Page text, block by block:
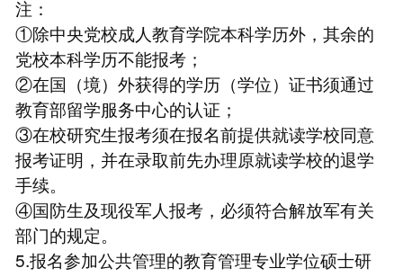
注：
①除中央党校成人教育学院本科学历外，其余的
党校本科学历不能报考；
②在国（境）外获得的学历（学位）证书须通过
教育部留学服务中心的认证；
③在校研究生报考须在报名前提供就读学校同意
报考证明，并在录取前先办理原就读学校的退学
手续。
④国防生及现役军人报考，必须符合解放军有关
部门的规定。
5.报名参加公共管理的教育管理专业学位硕士研